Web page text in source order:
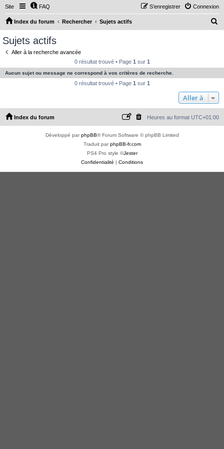
Site FAQ Connexion
S’enregistrer
Index du forum Rechercher Sujets actifs
e
c
e
Sujets actifs
Aller à la recherche avancée
0 résultat trouvé • Page 1 sur 1
Aucun sujet ou message ne correspond à vos critères de recherche.
0 résultat trouvé • Page 1 sur 1
Aller à
Index du forum Heures au format UTC+01:00
Développé parphpBB® Forum Software © phpBB Limited
Traduit parphpBB-fr.com
PS4 Pro style ©Jester
Confidentialité | Conditions